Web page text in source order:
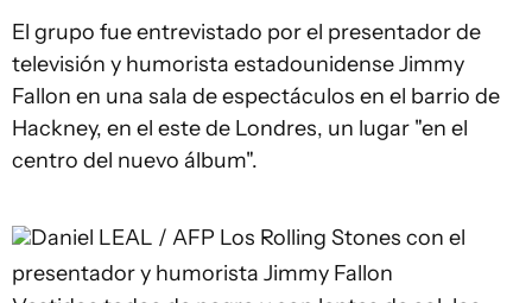
El grupo fue entrevistado por el presentador de
televisión y humorista estadounidense Jimmy
Fallon en una sala de espectáculos en el barrio de
Hackney, en el este de Londres, un lugar "en el
centro del nuevo álbum".
Daniel LEAL / AFP Los Rolling Stones con el
presentador y humorista Jimmy Fallon